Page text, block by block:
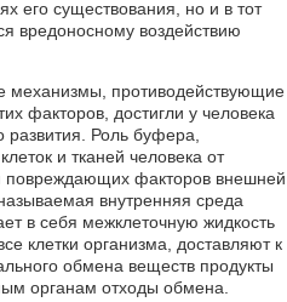
его существования, но и в тот
вредоносному воздействию
механизмы, противодействующие
факторов, достигли у человека
Роль буфера,
и тканей человека от
повреждающих факторов внешней
внутренняя среда
в себя межклеточную жидкость
клетки организма, доставляют к
обмена веществ продукты
органам отходы обмена.